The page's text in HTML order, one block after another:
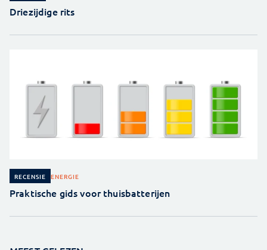
Driezijdige rits
RECENSIE ENERGIE
Praktische gids voor thuisbatterijen